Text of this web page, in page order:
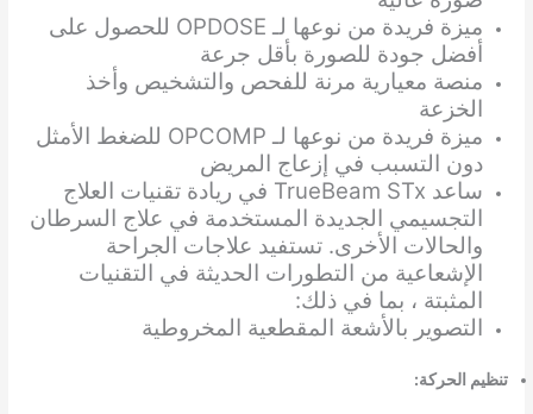
ميزة فريدة من نوعها لـ OPDOSE للحصول على
أفضل جودة للصورة بأقل جرعة
منصة معيارية مرنة للفحص والتشخيص وأخذ
الخزعة
ميزة فريدة من نوعها لـ OPCOMP للضغط الأمثل
دون التسبب في إزعاج المريض
ساعد TrueBeam STx في ريادة تقنيات العلاج
التجسيمي الجديدة المستخدمة في علاج السرطان
والحالات الأخرى. تستفيد علاجات الجراحة
الإشعاعية من التطورات الحديثة في التقنيات
المثبتة ، بما في ذلك:
التصوير بالأشعة المقطعية المخروطية
تنظيم الحركة: